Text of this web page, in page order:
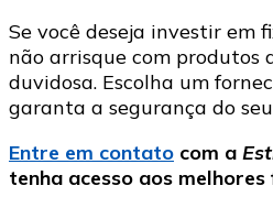
Se você deseja investir em
não arrisque com produtos
duvidosa. Escolha um
garanta a segurança do
Entre em contato com a
tenha acesso aos